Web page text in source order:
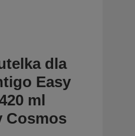
dla
Easy
ml
Cosmos